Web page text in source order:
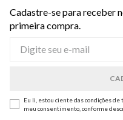
Cadastre-se para receber
primeira compra.
Eu li, estou ciente das condições
meu consentimento, conforme